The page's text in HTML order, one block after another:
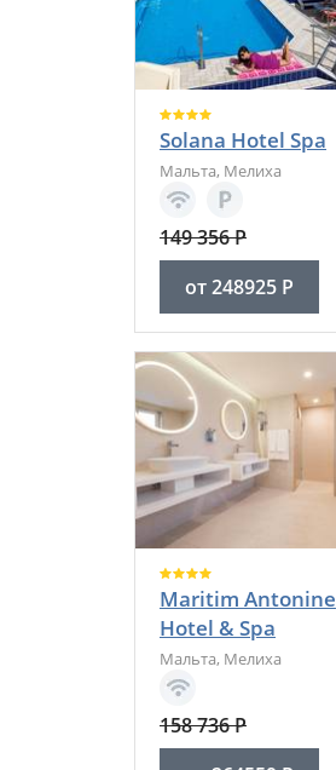
Solana Hotel Spa
Мальта, Мелиха
149 356Р
от248925 Р
Maritim Antonine
Hotel & Spa
Мальта, Мелиха
158 736Р